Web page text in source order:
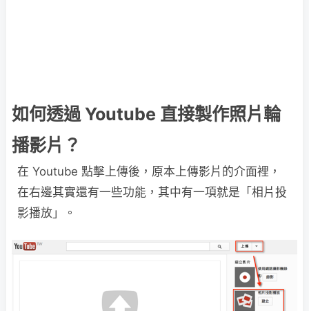
如何透過 Youtube 直接製作照片輪
播影片？
在 Youtube 點擊上傳後，原本上傳影片的介面裡，
在右邊其實還有一些功能，其中有一項就是「相片投
影播放」。